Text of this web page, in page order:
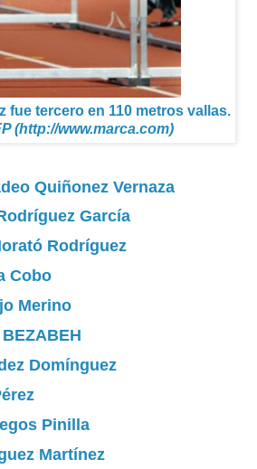
fue tercero en 110 metros vallas.
(http://www.marca.com)
Quiñonez Vernaza
García
Rodríguez
Cobo
Merino
Domínguez
Pinilla
Martínez